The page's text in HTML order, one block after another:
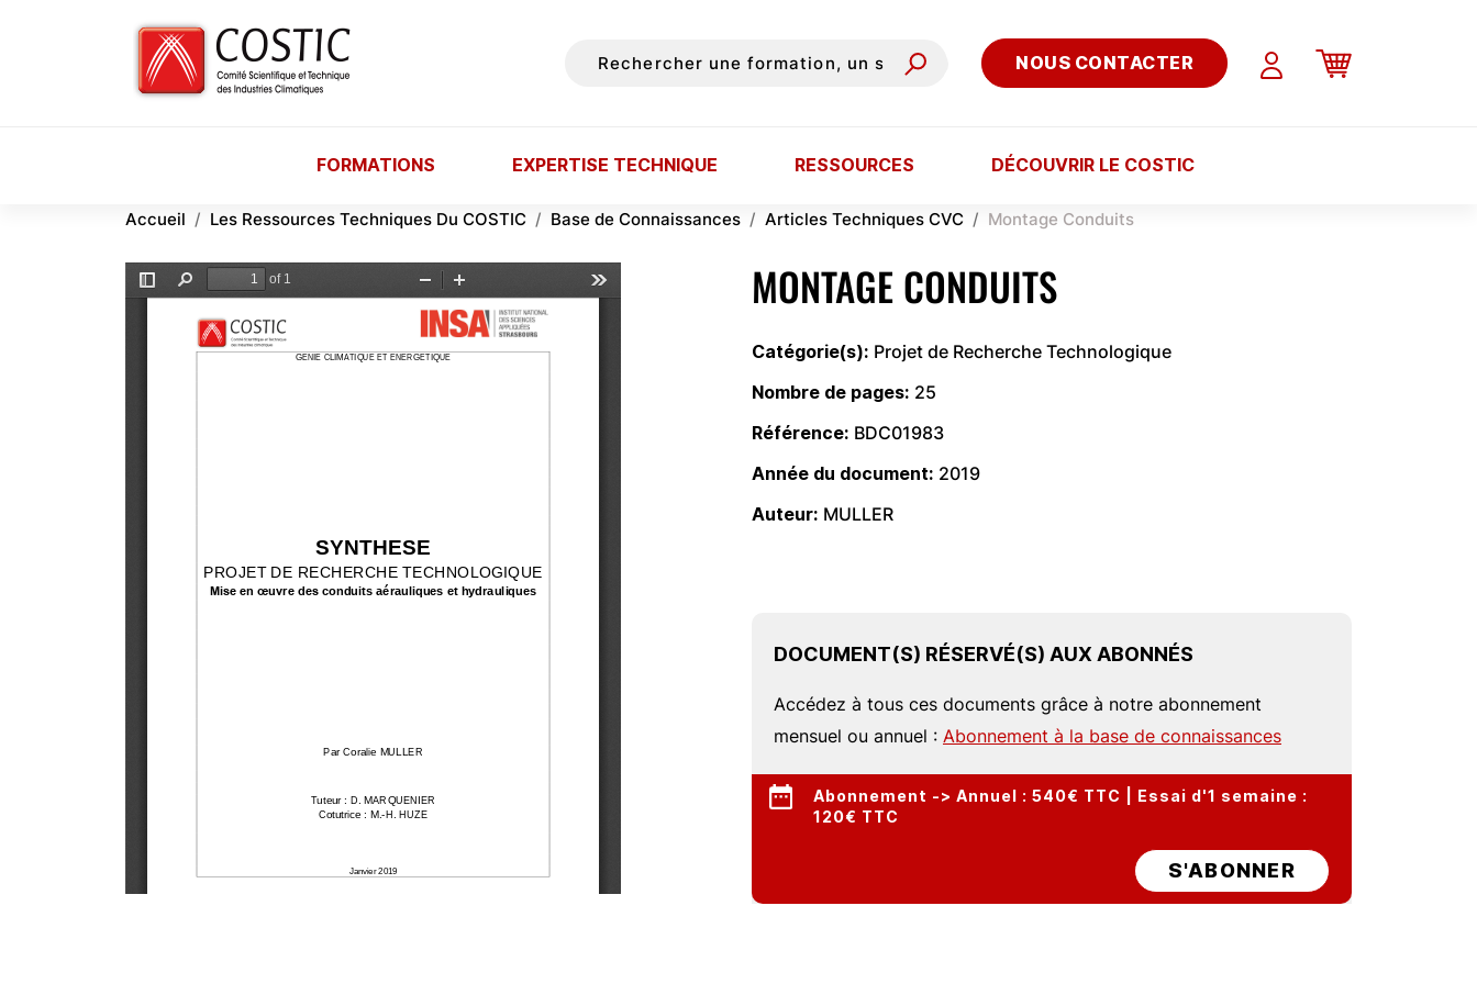
NOUS CONTACTER
FORMATIONS EXPERTISE TECHNIQUE RESSOURCES DÉCOUVRIR LE COSTIC
Accueil Les Ressources Techniques Du COSTIC Base de Connaissances Articles Techniques CVC Montage Conduits
MONTAGE CONDUITS
Catégorie(s) Projet de Recherche Technologique
Nombre de pages 25
Référence BDC01983
Année du document 2019
Auteur MULLER
DOCUMENT(S) RÉSERVÉ(S) AUX ABONNÉS
Accédez à tous ces documents grâce à notre abonnement
mensuel ou annuel : Abonnement à la base de connaissances
Abonnement -> Annuel : 540€ TTC | Essai d'1 semaine :
120€ TTC
S'ABONNER